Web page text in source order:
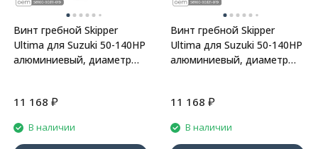
Винт гребной Skipper
Ultima для Suzuki 50-140HP
алюминиевый, диаметр
11 168 ₽
В наличии
Винт гребной Skipper
Ultima для Suzuki 50-140HP
алюминиевый, диаметр
11 168 ₽
В наличии